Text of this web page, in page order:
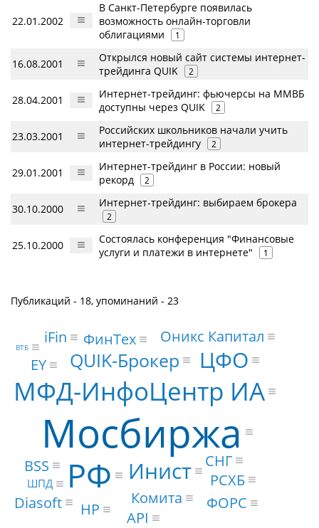
22.01.2002
В Санкт-Петербурге появилась
возможность онлайн-торговли
облигациями
1
16.08.2001
Открылся новый сайт системы интернет-
трейдинга QUIK
2
28.04.2001
Интернет-трейдинг: фьючерсы на ММВБ
доступны через QUIK
2
23.03.2001
Российских школьников начали учить
интернет-трейдингу
2
29.01.2001
Интернет-трейдинг в России: новый
рекорд
2
30.10.2000 Интернет-трейдинг: выбираем брокера
2
25.10.2000
Состоялась конференция "Финансовые
услуги и платежи в интернете"
1
Публикаций - 18, упоминаний - 23
Мосбиржа
РФ
МФД-ИнфоЦентр ИА
Инист
ЦФО
QUIK-Брокер
Комита
Diasoft
РСХБ
EY
BSS
HP ФОРС
Оникс Капитал
ФинТех
СНГ
iFin
API
ШПД
ВТБ